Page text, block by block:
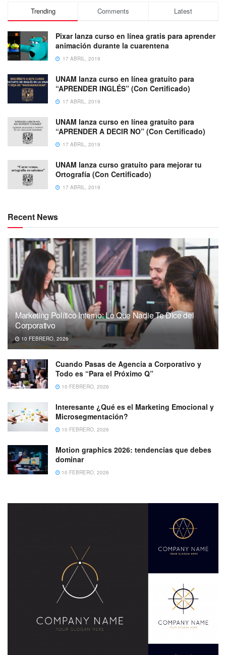
Trending Comments Latest
Pixar lanza curso en línea gratis para aprender
animación durante la cuarentena
17 ABRIL, 2019
UNAM lanza curso en línea gratuito para
“APRENDER INGLÉS” (Con Certificado)
17 ABRIL, 2019
UNAM lanza curso en línea gratuito para
“APRENDER A DECIR NO” (Con Certificado)
17 ABRIL, 2019
UNAM lanza curso gratuito para mejorar tu
Ortografía (Con Certificado)
17 ABRIL, 2019
Recent News
Marketing Político Interno: Lo Que Nadie Te Dice del
Corporativo
10 FEBRERO, 2026
Cuando Pasas de Agencia a Corporativo y
Todo es “Para el Próximo Q”
10 FEBRERO, 2026
Interesante ¿Qué es el Marketing Emocional y
Microsegmentación?
10 FEBRERO, 2026
Motion graphics 2026: tendencias que debes
dominar
10 FEBRERO, 2026